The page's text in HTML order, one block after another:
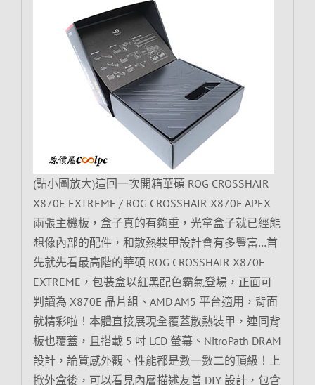
(點小圖放大)這回一次開箱華碩 ROG CROSSHAIR
X870E EXTREME / ROG CROSSHAIR X870E APEX
兩張主機板，盒子真的有夠重，光拿盒子就已經能
想像內部的配件，和散熱裝甲設計會有多豐富…首
先就先看最高階的華碩 ROG CROSSHAIR X870E
EXTREME，包裝盒以紅黑配色霸氣登場，正面可
判讀為 X870E 晶片組、AMD AM5 平台適用，背面
就精彩啦！本體直接展現全覆蓋散熱裝甲，連同背
板也覆蓋，且搭載 5 吋 LCD 螢幕、NitroPath DRAM
設計，論質感外觀、性能都是數一數二的頂級！上
掀外盒後，可以看見內層描述友善 DIY 設計，包含